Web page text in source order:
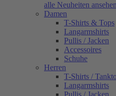
alle Neuheiten ansehen
Damen
T-Shirts & Tops
Langarmshirts
Pullis / Jacken
Accessoires
Schuhe
Herren
T-Shirts /
Langarmshirts
Pullis / Jacken